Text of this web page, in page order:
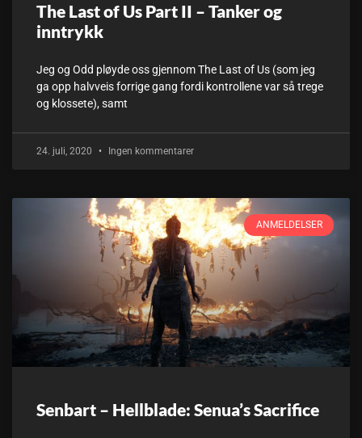
The Last of Us Part II – Tanker og
inntrykk
Jeg og Odd pløyde oss gjennom The Last of Us (som jeg
ga opp halvveis forrige gang fordi kontrollene var så trege
og klossete), samt
24. juli, 2020 Ingen kommentarer
ANMELDELSER
Senbart – Hellblade: Senua’s Sacrifice